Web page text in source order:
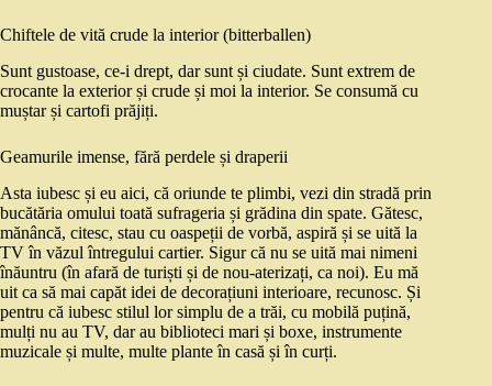
Chiftele de vită crude la interior (bitterballen)
Sunt gustoase, ce-i drept, dar sunt și ciudate. Sunt extrem de
crocante la exterior și crude și moi la interior. Se consumă cu
muștar și cartofi prăjiți.
Geamurile imense, fără perdele și draperii
Asta iubesc și eu aici, că oriunde te plimbi, vezi din stradă prin
bucătăria omului toată sufrageria și grădina din spate. Gătesc,
mănâncă, citesc, stau cu oaspeții de vorbă, aspiră și se uită la
TV în văzul întregului cartier. Sigur că nu se uită mai nimeni
înăuntru (în afară de turiști și de nou-aterizați, ca noi). Eu mă
uit ca să mai capăt idei de decorațiuni interioare, recunosc. Și
pentru că iubesc stilul lor simplu de a trăi, cu mobilă puțină,
mulți nu au TV, dar au biblioteci mari și boxe, instrumente
muzicale și multe, multe plante în casă și în curți.